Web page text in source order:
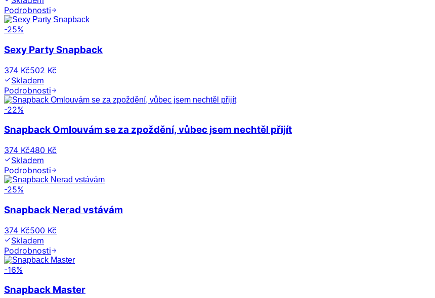
Podrobnosti
-25%
Sexy Party Snapback
374 Kč502 Kč
Skladem
Podrobnosti
-22%
Snapback Omlouvám se za zpoždění, vůbec jsem nechtěl přijít
374 Kč480 Kč
Skladem
Podrobnosti
-25%
Snapback Nerad vstávám
374 Kč500 Kč
Skladem
Podrobnosti
-16%
Snapback Master